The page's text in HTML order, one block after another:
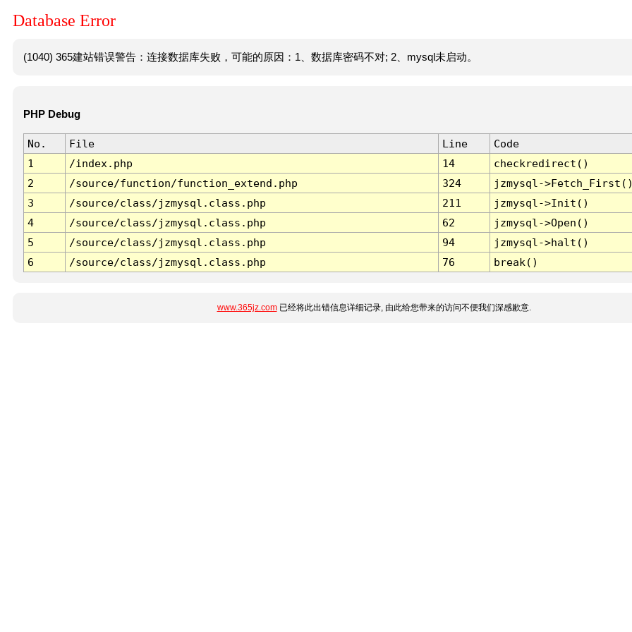
Database Error
(1040) 365建站错误警告：连接数据库失败，可能的原因：1、数据库密码不对; 2、mysql未启动。
PHP Debug
No. File Line
Code
1
/index.php 14
checkredirect()
2
/source/function/function_extend.php 324
jzmysql-
3
/source/class/jzmysql.class.php 211
jzmysql->Init()
4
/source/class/jzmysql.class.php 62
jzmysql->Open()
5
/source/class/jzmysql.class.php 94
jzmysql->halt()
6
/source/class/jzmysql.class.php 76 break()
www.365jz.com已经将此出错信息详细记录, 由此给您带来的访问不便我们深感歉意.